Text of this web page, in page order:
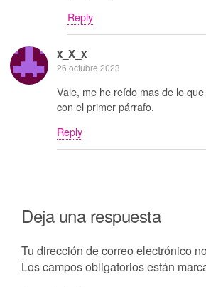
Reply
x_X_x
26 octubre 2023
Vale, me he reído mas de lo
con el primer párrafo.
Reply
Deja una respuesta
Tu dirección de correo electrónico
Los campos obligatorios están